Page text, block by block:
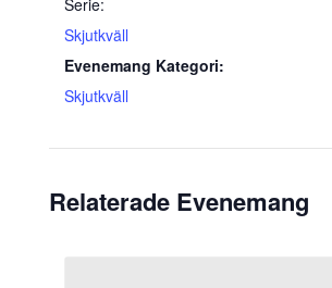
Serie:
Skjutkväll
Evenemang Kategori:
Skjutkväll
Relaterade Evenemang